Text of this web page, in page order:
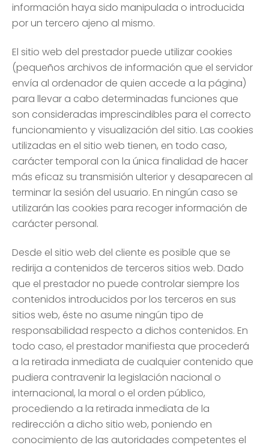
información haya sido manipulada o introducida
por un tercero ajeno al mismo.
El sitio web del prestador puede utilizar cookies
(pequeños archivos de información que el servidor
envía al ordenador de quien accede a la página)
para llevar a cabo determinadas funciones que
son consideradas imprescindibles para el correcto
funcionamiento y visualización del sitio. Las cookies
utilizadas en el sitio web tienen, en todo caso,
carácter temporal con la única finalidad de hacer
más eficaz su transmisión ulterior y desaparecen al
terminar la sesión del usuario. En ningún caso se
utilizarán las cookies para recoger información de
carácter personal.
Desde el sitio web del cliente es posible que se
redirija a contenidos de terceros sitios web. Dado
que el prestador no puede controlar siempre los
contenidos introducidos por los terceros en sus
sitios web, éste no asume ningún tipo de
responsabilidad respecto a dichos contenidos. En
todo caso, el prestador manifiesta que procederá
a la retirada inmediata de cualquier contenido que
pudiera contravenir la legislación nacional o
internacional, la moral o el orden público,
procediendo a la retirada inmediata de la
redirección a dicho sitio web, poniendo en
conocimiento de las autoridades competentes el